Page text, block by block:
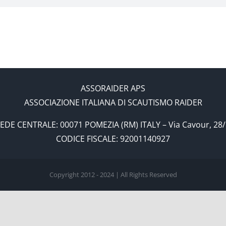
ASSORAIDER APS
ASSOCIAZIONE ITALIANA DI SCAUTISMO RAIDER
CENTRALE: 00071 POMEZIA (RM) ITALY – Via Cavour,
CODICE FISCALE: 92001140927
Copyright 2012 - 2024 | All Rights Reserved